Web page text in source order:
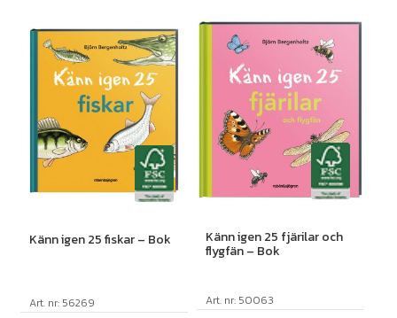
Känn igen 25 fiskar – Bok
Art. nr: 56269
Känn igen 25 fjärilar och
flygfän – Bok
Art. nr: 50063